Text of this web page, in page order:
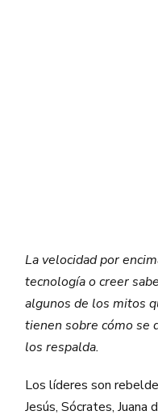
La velocidad por
tecnología o creer
algunos de los mitos
tienen sobre cómo se
los respalda.
Los líderes son
Jesús, Sócrates,